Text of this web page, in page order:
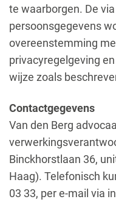
te waarborgen. De
persoonsgegevens
overeenstemming
privacyregelgeving
wijze zoals
Contactgegevens
Van den Berg
Binckhorstlaan 36,
Haag). Telefonisch
03 33, per e-mail via